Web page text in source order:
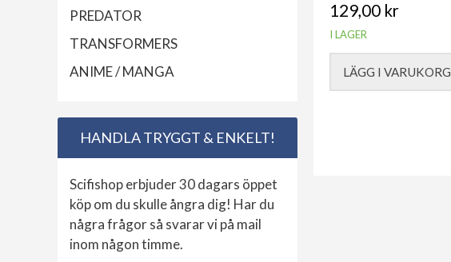
129,00 kr
I LAGER
LÄGG I VARUKORG
PREDATOR
TRANSFORMERS
ANIME / MANGA
HANDLA TRYGGT & ENKELT!
Scifishop erbjuder 30 dagars öppet
köp om du skulle ångra dig! Har du
några frågor så svarar vi på mail
inom någon timme.